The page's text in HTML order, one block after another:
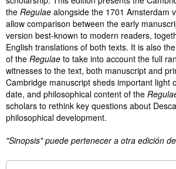
the Regulae alongside the 1701 Amsterdam
allow comparison between the early
version best-known to modern readers,
English translations of both texts. It is also
of the Regulae to take into account the full
witnesses to the text, both manuscript and
Cambridge manuscript sheds important light
date, and philosophical content of the
scholars to rethink key questions about
philosophical development.
"Sinopsis" puede pertenecer a otra edición